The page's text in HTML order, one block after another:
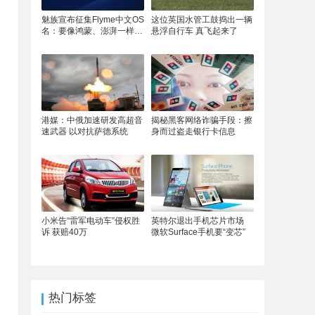
魅族宣布征集Flyme中文OS
名：要像鸿蒙、澎湃一样响
这位英国水管工鼓捣出一辆
悬浮自行车 真飞起来了
港媒：中俄加速研发高超音
速武器 以对抗萨德系统
揭秘黑客网络诈骗手段：擦
身而过盗走银行卡信息
小米告“雷军电动车”侵权胜
诉 获赔40万
英特尔退出手机芯片市场
微软Surface手机要“变芯”
热门标签